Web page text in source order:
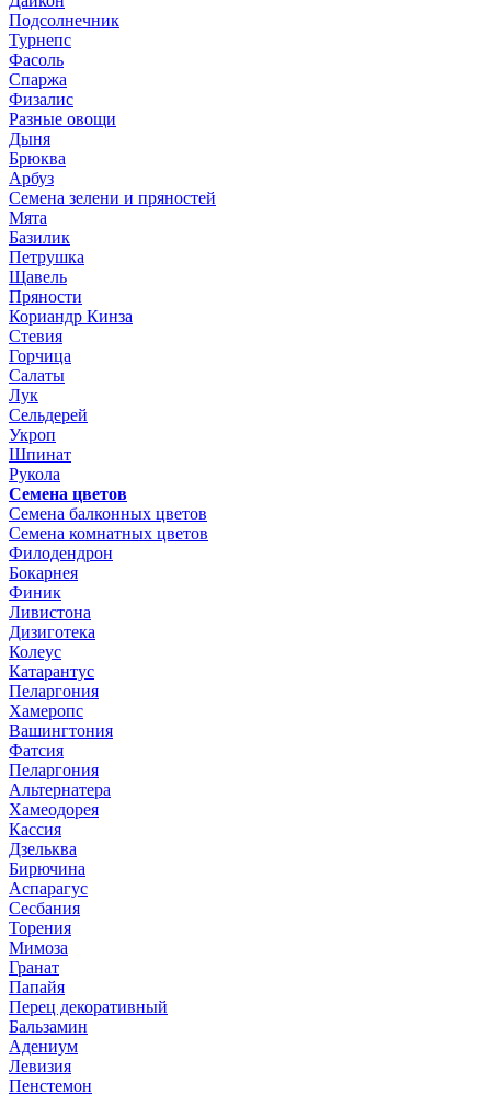
Подсолнечник
Турнепс
Фасоль
Спаржа
Физалис
Разные овощи
Дыня
Брюква
Арбуз
Семена зелени и пряностей
Мята
Базилик
Петрушка
Щавель
Пряности
Кориандр Кинза
Стевия
Горчица
Салаты
Лук
Сельдерей
Укроп
Шпинат
Рукола
Семена цветов
Семена балконных цветов
Семена комнатных цветов
Филодендрон
Бокарнея
Финик
Ливистона
Дизиготека
Колеус
Катарантус
Пеларгония
Хамеропс
Вашингтония
Фатсия
Пеларгония
Альтернатера
Хамеодорея
Кассия
Дзельква
Бирючина
Аспарагус
Сесбания
Торения
Мимоза
Гранат
Папайя
Перец декоративный
Бальзамин
Адениум
Левизия
Пенстемон